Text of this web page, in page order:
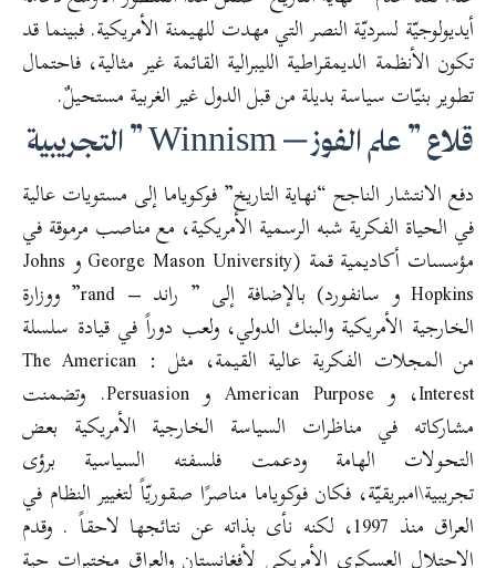
أيديولوجيّة لسرديّة النصر التي مهدت للهيمنة الأمريكية. فبينما قد
تكون الأنظمة الديمقراطية الليبرالية القائمة غير مثالية، فاحتمال
تطوير بنيّات سياسة بديلة من قبل الدول غير الغربية مستحيلٌ.
قلاع ” علم الفوز – Winnism ” التجريبية
دفع الانتشار الناجح “نهاية التاريخ” فوكوياما إلى مستويات عالية
في الحياة الفكرية شبه الرسمية الأمريكية، مع مناصب مرموقة في
مؤسسات أكاديمية قمة (George Mason University و Johns
Hopkins و سانفورد) بالإضافة إلى ” راند – rand” ووزارة
الخارجية الأمريكية والبنك الدولي، ولعب دوراً في قيادة سلسلة
من المجلات الفكرية عالية القيمة، مثل : The American
Interest، و American Purpose و Persuasion. وتضمنت
مشاركاته في مناظرات السياسة الخارجية الأمريكية بعض
التحولات الهامة ودعمت فلسفته السياسية برؤى
تجريبية\امبريقيّة، فكان فوكوياما مناصرًا صقوريّاً لتغيير النظام في
العراق منذ 1997، لكنه نأى بذاته عن نتائجها لاحقاً . وقدم
الاحتلال العسكري الأمريكي لأفغانستان والعراق مختبرات حية